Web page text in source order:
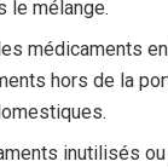
le mélange.
médicaments
hors de la
inutilisés